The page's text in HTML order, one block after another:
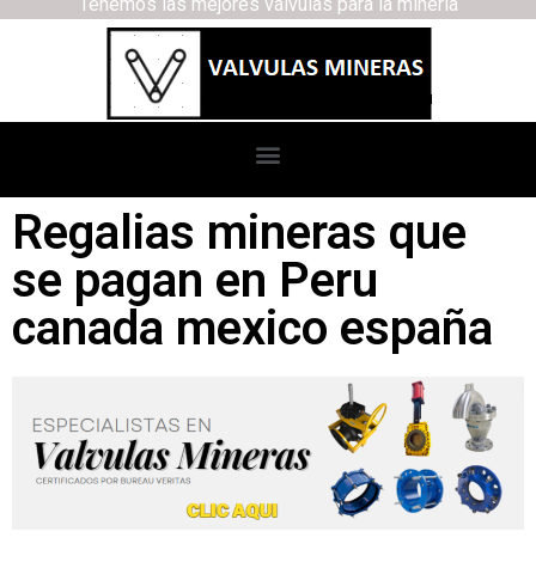
Regalias mineras que
se pagan en Peru
canada mexico españa